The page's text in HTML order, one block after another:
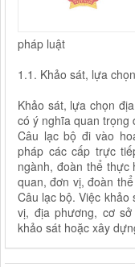
pháp luật
1.1. Khảo sát, lựa
Khảo sát, lựa chọn
có ý nghĩa quan trọng
Câu lạc bộ đi vào
pháp các cấp trực
ngành, đoàn thể thực
quan, đơn vị, đoàn
Câu lạc bộ. Việc
vị, địa phương, cơ
khảo sát hoặc xây